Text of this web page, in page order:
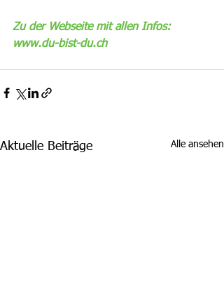
Zu der Webseite mit allen Infos:
www.du-bist-du.ch
Aktuelle Beiträge Alle ansehen